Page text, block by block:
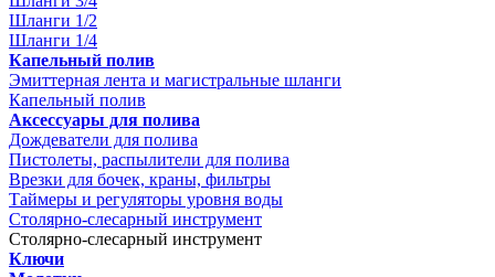
Шланги 1/2
Шланги 1/4
Капельный полив
Эмиттерная лента и магистральные шланги
Капельный полив
Аксессуары для полива
Дождеватели для полива
Пистолеты, распылители для полива
Врезки для бочек, краны, фильтры
Таймеры и регуляторы уровня воды
Столярно-слесарный инструмент
Столярно-слесарный инструмент
Ключи